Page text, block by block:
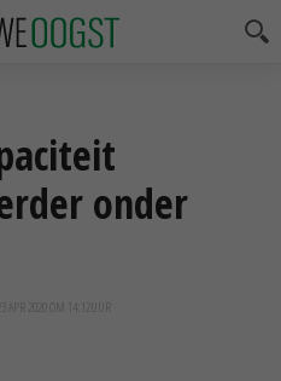
onder
23 APR 2020 OM 14:12